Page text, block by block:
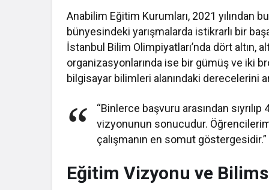
Anabilim Eğitim Kurumları, 2021 yılından
bünyesindeki yarışmalarda istikrarlı bir
İstanbul Bilim Olimpiyatları’nda dört altın,
organizasyonlarında ise bir gümüş ve iki
bilgisayar bilimleri alanındaki derecelerini
“Binlerce başvuru arasından
vizyonunun sonucudur.
çalışmanın en somut göstergesidir.”
Eğitim Vizyonu ve